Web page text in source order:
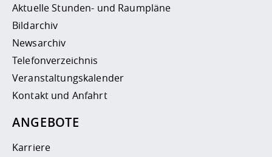
Aktuelle Stunden- und Raumpläne
Bildarchiv
Newsarchiv
Telefonverzeichnis
Veranstaltungskalender
Kontakt und Anfahrt
ANGEBOTE
Karriere